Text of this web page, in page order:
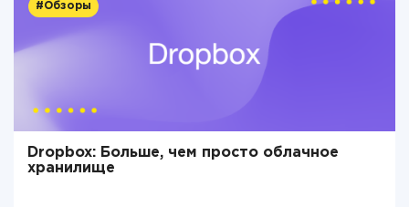
#Обзоры
Dropbox: Больше, чем просто облачное
хранилище